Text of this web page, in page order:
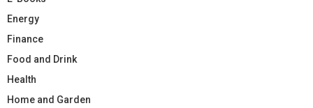
Energy
Finance
Food and Drink
Health
Home and Garden